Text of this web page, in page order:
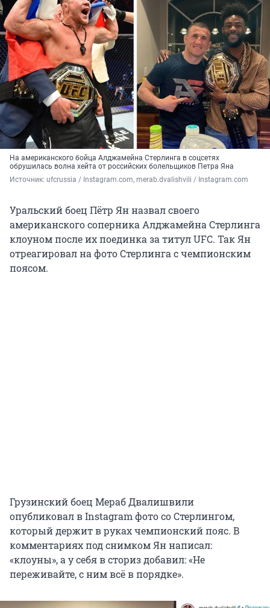
На американского бойца Алджамейна Стерлинга в соцсетях
обрушилась волна хейта от российских болельщиков Петра Яна
Источник: ufcrussia / Instagram.com, merab.dvalishvili / Instagram.com
Уральский боец Пётр Ян назвал своего
американского соперника Алджамейна Стерлинга
клоуном после их поединка за титул UFC. Так Ян
отреагировал на фото Стерлинга с чемпионским
поясом.
Грузинский боец Мераб Двалишвили
опубликовал в Instagram фото со Стерлингом,
который держит в руках чемпионский пояс. В
комментариях под снимком Ян написал:
«клоуны», а у себя в сториз добавил: «Не
переживайте, с ним всё в порядке».